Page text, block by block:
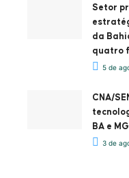
Setor
da
quatro
5 de
CNA/
BA e MG
3 de